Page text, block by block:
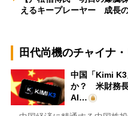
えるキープレーヤー 成長
田代尚機のチャイナ
中国「Kimi K3
か？ 米財務長
AI…